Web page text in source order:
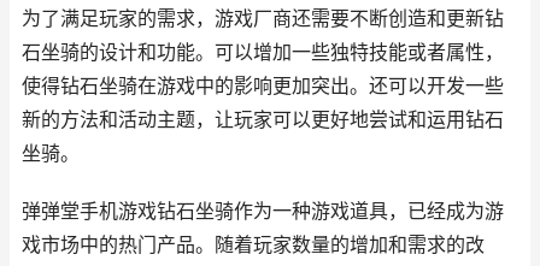
为了满足玩家的需求，游戏厂商还需要不断创造和更新钻
石坐骑的设计和功能。可以增加一些独特技能或者属性，
使得钻石坐骑在游戏中的影响更加突出。还可以开发一些
新的方法和活动主题，让玩家可以更好地尝试和运用钻石
坐骑。
弹弹堂手机游戏钻石坐骑作为一种游戏道具，已经成为游
戏市场中的热门产品。随着玩家数量的增加和需求的改